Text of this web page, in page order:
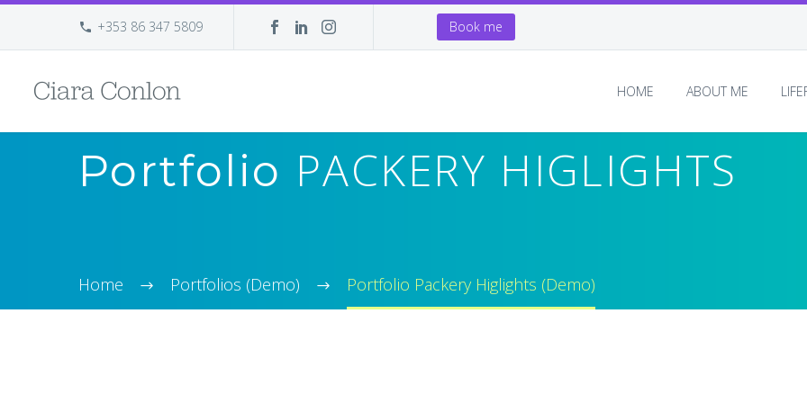
+353 86 347 5809 Book me
HOME ABOUT ME
Portfolio PACKERY HIGLIGHTS
Home Portfolios (Demo) Portfolio Packery Higlights (Demo)